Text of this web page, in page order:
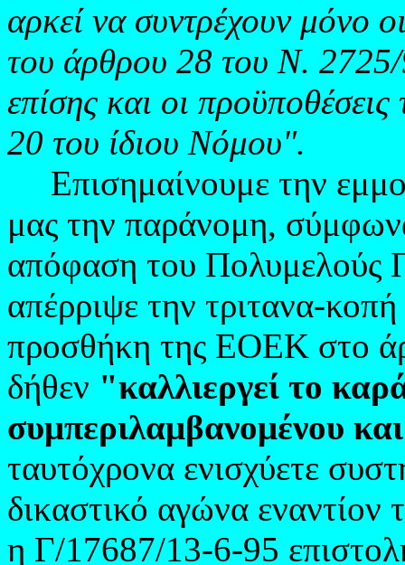
αρκεί να συντρέχουν μόνο
του άρθρου 28 του Ν. 2725/
επίσης και οι
20 του ίδιου Νόμου".
Επισημαίνουμε την
μας την παράνομη,
απόφαση του Πολυμελούς
απέρριψε την τριτανα-
προσθήκη της ΕΟΕΚ στο
δήθεν "καλλιεργεί το
συμπεριλαμβανομένου
ταυτόχρονα ενισχύετε
δικαστικό αγώνα
η Γ/17687/13-6-95